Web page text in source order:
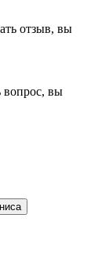
отзыв, вы
вопрос, вы